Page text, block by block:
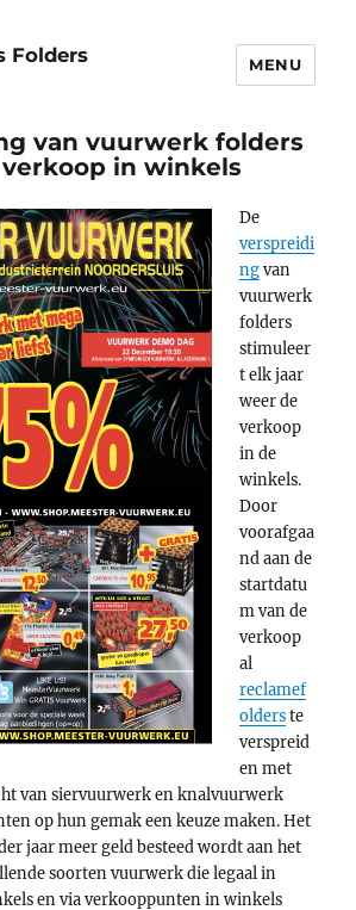
Folders
MENU
van vuurwerk folders
in winkels
De
verspreidi
ngvan
vuurwerk
folders
stimuleer
t elk jaar
weer de
verkoop
in de
winkels.
Door
voorafgaa
nd aan de
startdatu
m van de
verkoop
al
reclamef
olderste
verspreid
en met
van siervuurwerk en knalvuurwerk
op hun gemak een keuze maken. Het
jaar meer geld besteed wordt aan het
soorten vuurwerk die legaal in
en via verkooppunten in winkels